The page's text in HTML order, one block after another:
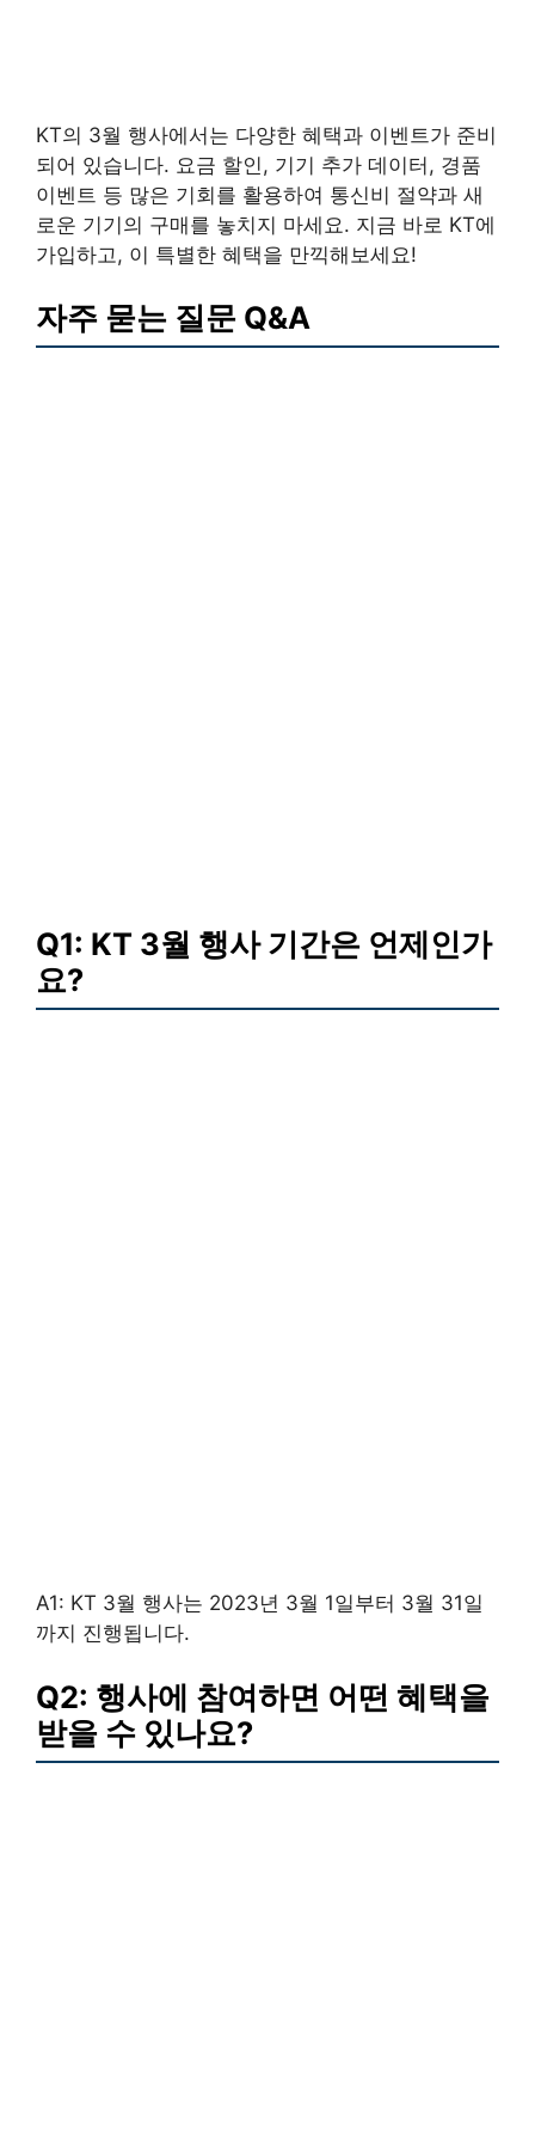
KT의 3월 행사에서는 다양한 혜택과 이벤트가 준비
되어 있습니다. 요금 할인, 기기 추가 데이터, 경품
이벤트 등 많은 기회를 활용하여 통신비 절약과 새
로운 기기의 구매를 놓치지 마세요. 지금 바로 KT에
가입하고, 이 특별한 혜택을 만끽해보세요!
자주 묻는 질문 Q&A
Q1: KT 3월 행사 기간은 언제인가
요?
A1: KT 3월 행사는 2023년 3월 1일부터 3월 31일
까지 진행됩니다.
Q2: 행사에 참여하면 어떤 혜택을
받을 수 있나요?